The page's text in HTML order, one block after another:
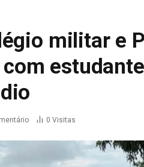
militar e
0 Visitas